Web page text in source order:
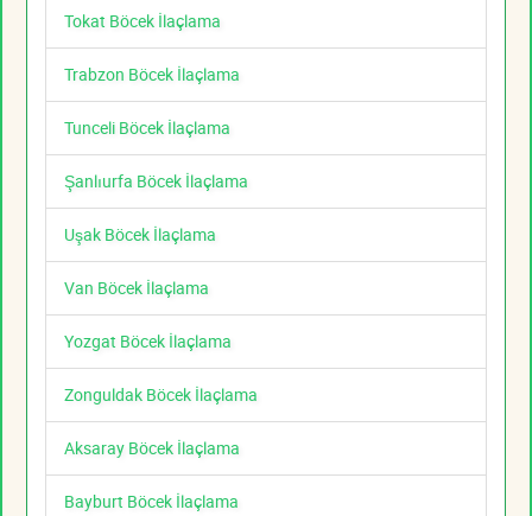
Tokat Böcek İlaçlama
Trabzon Böcek İlaçlama
Tunceli Böcek İlaçlama
Şanlıurfa Böcek İlaçlama
Uşak Böcek İlaçlama
Van Böcek İlaçlama
Yozgat Böcek İlaçlama
Zonguldak Böcek İlaçlama
Aksaray Böcek İlaçlama
Bayburt Böcek İlaçlama